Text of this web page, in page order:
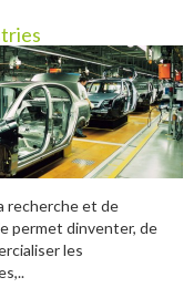
recherche et de
permet dinventer, de
les